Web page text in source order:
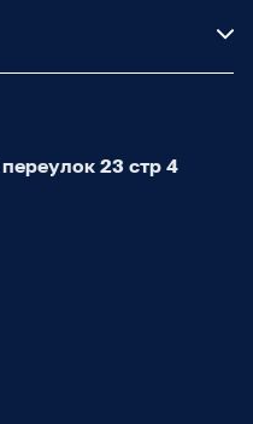
23 стр 4